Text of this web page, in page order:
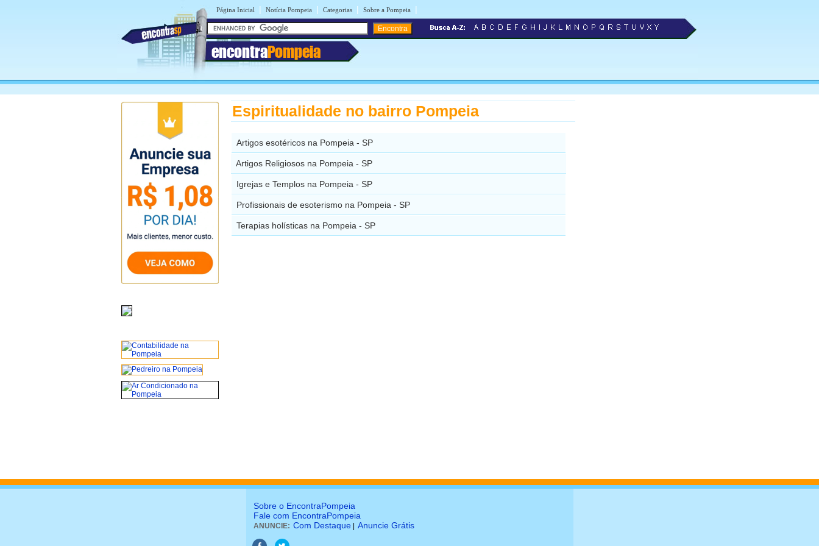
Página Inicial | Notícia Pompeia | Categorias | Sobre a Pompeia |
encontraPompeia
Espiritualidade no bairro Pompeia
Artigos esotéricos na Pompeia - SP
Artigos Religiosos na Pompeia - SP
Igrejas e Templos na Pompeia - SP
Profissionais de esoterismo na Pompeia - SP
Terapias holísticas na Pompeia - SP
Sobre o EncontraPompeia
Fale com EncontraPompeia
ANUNCIE: Com Destaque Anuncie Grátis